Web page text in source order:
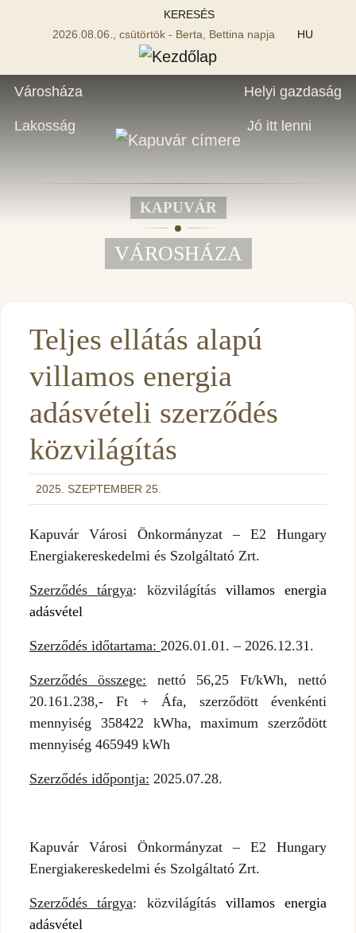
KERESÉS
2026.08.06., csütörtök - Berta, Bettina napja
HU
Városháza
Lakosság
Helyi gazdaság
Jó itt lenni
KAPUVÁR
VÁROSHÁZA
Teljes ellátás alapú
villamos energia
adásvételi szerződés
közvilágítás
2025. SZEPTEMBER 25.
Kapuvár Városi Önkormányzat – E2 Hungary
Energiakereskedelmi és Szolgáltató Zrt.
Szerződés tárgya: közvilágítás villamos energia
adásvétel
Szerződés időtartama: 2026.01.01. – 2026.12.31.
Szerződés összege: nettó 56,25 Ft/kWh, nettó
20.161.238,- Ft + Áfa, szerződött évenkénti
mennyiség 358422 kWha, maximum szerződött
mennyiség 465949 kWh
Szerződés időpontja: 2025.07.28.
Kapuvár Városi Önkormányzat – E2 Hungary
Energiakereskedelmi és Szolgáltató Zrt.
Szerződés tárgya: közvilágítás villamos energia
adásvétel